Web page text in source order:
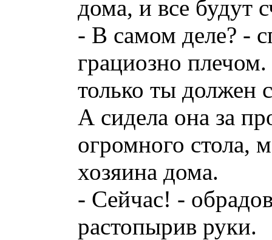
дома, и все будут
- В самом деле? -
грациозно
только ты должен
А сидела она за
огромного стола,
хозяина дома.
- Сейчас! -
растопырив руки.